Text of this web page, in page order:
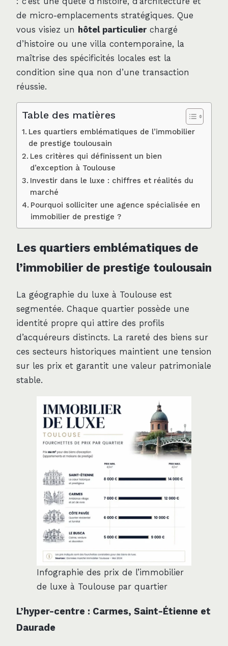
de micro-emplacements stratégiques. Que
vous visiez un hôtel particulier chargé
d’histoire ou une villa contemporaine, la
maîtrise des spécificités locales est la
condition sine qua non d’une transaction
réussie.
Table des matières
Les quartiers emblématiques de l’immobilier
de prestige toulousain
Les critères qui définissent un bien
d’exception à Toulouse
Investir dans le luxe : chiffres et réalités du
marché
Pourquoi solliciter une agence spécialisée en
immobilier de prestige ?
Les quartiers emblématiques de
l’immobilier de prestige toulousain
La géographie du luxe à Toulouse est
segmentée. Chaque quartier possède une
identité propre qui attire des profils
d’acquéreurs distincts. La rareté des biens sur
ces secteurs historiques maintient une tension
sur les prix et garantit une valeur patrimoniale
stable.
Infographie des prix de l’immobilier
de luxe à Toulouse par quartier
L’hyper-centre : Carmes, Saint-Étienne et
Daurade